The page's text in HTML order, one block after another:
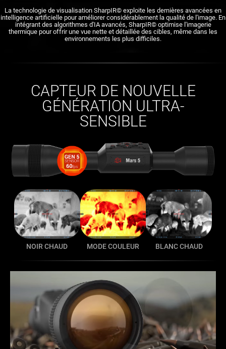
La technologie de visualisation SharpIR© exploite les dernières avancées en
intelligence artificielle pour améliorer considérablement la qualité de l'image. En
intégrant des algorithmes d'IA avancés, SharpIR© optimise l'imagerie
thermique pour offrir une vue nette et détaillée des cibles, même dans les
environnements les plus difficiles.
CAPTEUR DE NOUVELLE
GÉNÉRATION ULTRA-
SENSIBLE
NOIR CHAUD MODE COULEUR BLANC CHAUD